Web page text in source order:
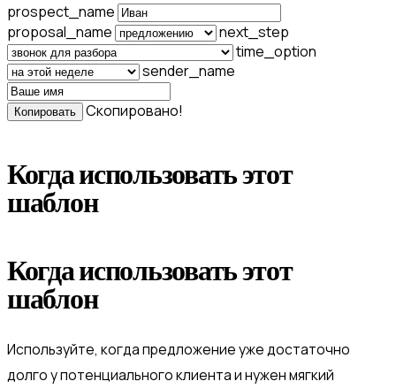
prospect_name
proposal_name
next_step
time_option
sender_name
Копировать Скопировано!
Когда использовать этот
шаблон
Когда использовать этот
шаблон
Используйте, когда предложение уже достаточно
долго у потенциального клиента и нужен мягкий